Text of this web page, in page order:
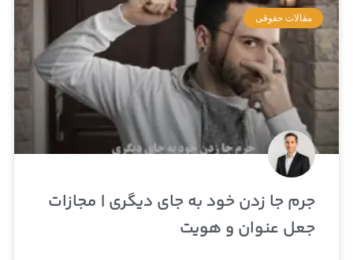
مقالات حقوقی
جرم جا زدن خود به جای دیگری | مجازات
جعل عنوان و هویت